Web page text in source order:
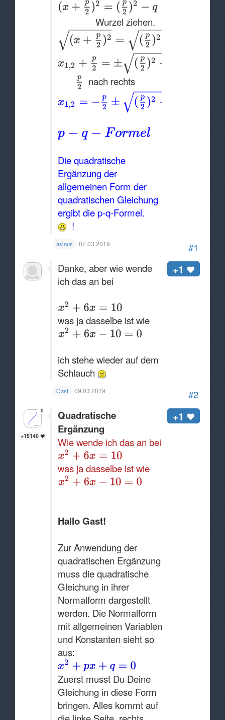
#1
Wurzel ziehen.
nach rechts
Die quadratische
Ergänzung der
allgemeinen Form der
quadratischen Gleichung
ergibt die p-q-Formel.
!
asinus 07.03.2019
#2
+1
Danke, aber wie wende
ich das an bei
was ja dasselbe ist wie
ich stehe wieder auf dem
Schlauch
Gast 09.03.2019
+15140
+1
Quadratische
Ergänzung
Wie wende ich das an bei
was ja dasselbe ist wie
Hallo Gast!
Zur Anwendung der
quadratischen Ergänzung
muss die quadratische
Gleichung in ihrer
Normalform dargestellt
werden. Die Normalform
mit allgemeinen Variablen
und Konstanten sieht so
aus:
Zuerst musst Du Deine
Gleichung in diese Form
bringen. Alles kommt auf